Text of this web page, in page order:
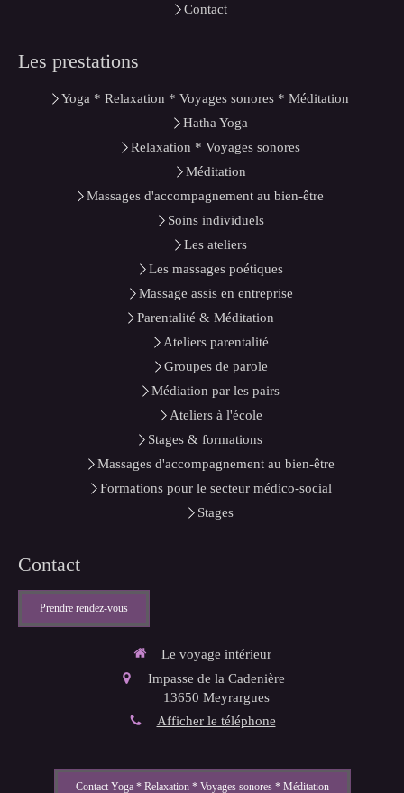
Contact
Les prestations
Yoga * Relaxation * Voyages sonores * Méditation
Hatha Yoga
Relaxation * Voyages sonores
Méditation
Massages d'accompagnement au bien-être
Soins individuels
Les ateliers
Les massages poétiques
Massage assis en entreprise
Parentalité & Méditation
Ateliers parentalité
Groupes de parole
Médiation par les pairs
Ateliers à l'école
Stages & formations
Massages d'accompagnement au bien-être
Formations pour le secteur médico-social
Stages
Contact
Prendre rendez-vous
Le voyage intérieur
Impasse de la Cadenière
13650 Meyrargues
Afficher le téléphone
Contact Yoga * Relaxation * Voyages sonores * Méditation